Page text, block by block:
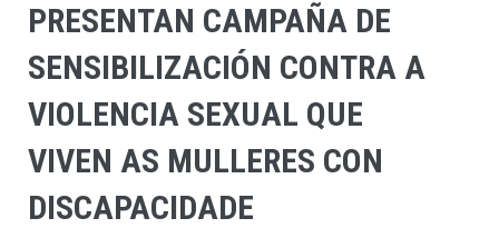
PRESENTAN CAMPAÑA DE
SENSIBILIZACIÓN CONTRA A
VIOLENCIA SEXUAL QUE
VIVEN AS MULLERES CON
DISCAPACIDADE